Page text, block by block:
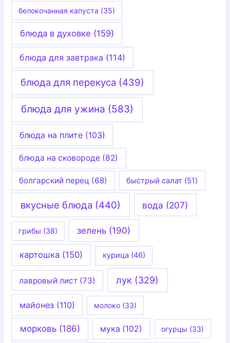
белокочанная капуста (35)
блюда в духовке (159)
блюда для завтрака (114)
блюда для перекуса (439)
блюда для ужина (583)
блюда на плите(103)
блюда на сковороде (82)
болгарский перец (68) быстрый салат (51)
вкусные блюда (440) вода (207)
грибы (38) зелень (190)
картошка (150) курица (46)
лавровый лист (73) лук (329)
майонез(110) молоко (33)
морковь(186) мука (102) огурцы (33)